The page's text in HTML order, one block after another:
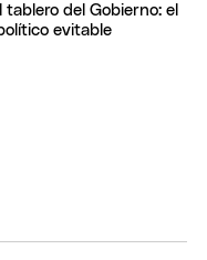
tablero del Gobierno: el
evitable